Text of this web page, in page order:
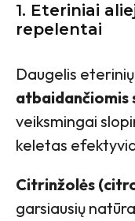
1. Eteriniai
repelentai
Daugelis
atbaidančiomis
veiksmingai
keletas
Citrinžolės
garsiausių